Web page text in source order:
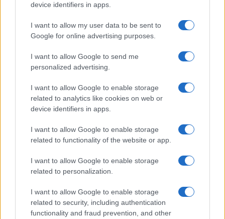
device identifiers in apps.
I want to allow my user data to be sent to
Google for online advertising purposes.
I want to allow Google to send me
personalized advertising.
I want to allow Google to enable storage
related to analytics like cookies on web or
device identifiers in apps.
I want to allow Google to enable storage
related to functionality of the website or app.
I want to allow Google to enable storage
related to personalization.
I want to allow Google to enable storage
related to security, including authentication
functionality and fraud prevention, and other
Investissements records dans l’IA : quand les géants de la tech
verront-ils les bénéfices ?
Juliette Bernard · 5 Août 2026